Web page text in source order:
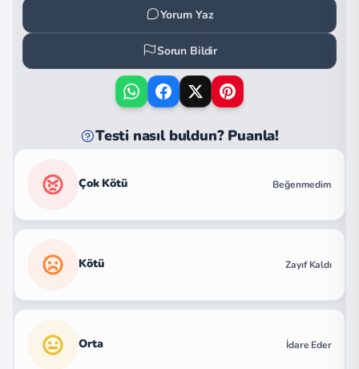
Yorum Yaz
Sorun Bildir
Testi nasıl buldun? Puanla!
Çok Kötü Beğenmedim
Kötü Zayıf Kaldı
Orta İdare Eder